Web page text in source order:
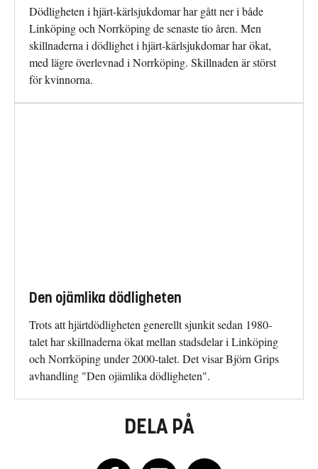
Dödligheten i hjärt-kärlsjukdomar har gått ner i både
Linköping och Norrköping de senaste tio åren. Men
skillnaderna i dödlighet i hjärt-kärlsjukdomar har ökat,
med lägre överlevnad i Norrköping. Skillnaden är störst
för kvinnorna.
Den ojämlika dödligheten
Trots att hjärtdödligheten generellt sjunkit sedan 1980-
talet har skillnaderna ökat mellan stadsdelar i Linköping
och Norrköping under 2000-talet. Det visar Björn Grips
avhandling "Den ojämlika dödligheten".
DELA PÅ